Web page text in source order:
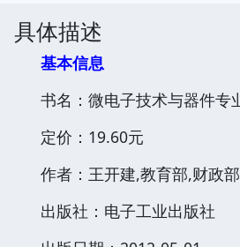
具体描述
基本信息
书名：微电子技术与器件专
定价：19.60元
作者：王开建,教育部,财政部
出版社：电子工业出版社